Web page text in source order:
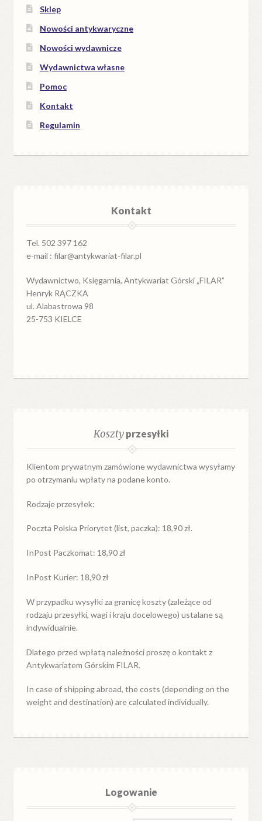
Sklep
Nowości antykwaryczne
Nowości wydawnicze
Wydawnictwa własne
Pomoc
Kontakt
Regulamin
Kontakt
Tel. 502 397 162
e-mail : filar@antykwariat-filar.pl
Wydawnictwo, Księgarnia, Antykwariat Górski „FILAR”
Henryk RĄCZKA
ul. Alabastrowa 98
25-753 KIELCE
Kosztyprzesyłki
Klientom prywatnym zamówione wydawnictwa wysyłamy
po otrzymaniu wpłaty na podane konto.
Rodzaje przesyłek:
Poczta Polska Priorytet (list, paczka): 18,90 zł.
InPost Paczkomat: 18,90 zł
InPost Kurier: 18,90 zł
W przypadkuwysyłkiza granicękoszty (zależące od
rodzaju przesyłki, wagi i kraju docelowego) ustalane są
indywidualnie.
Dlatego przed wpłatą należności proszę o kontakt z
Antykwariatem Górskim FILAR.
In case of shipping abroad, the costs (depending on the
weight and destination) are calculated individually.
Logowanie